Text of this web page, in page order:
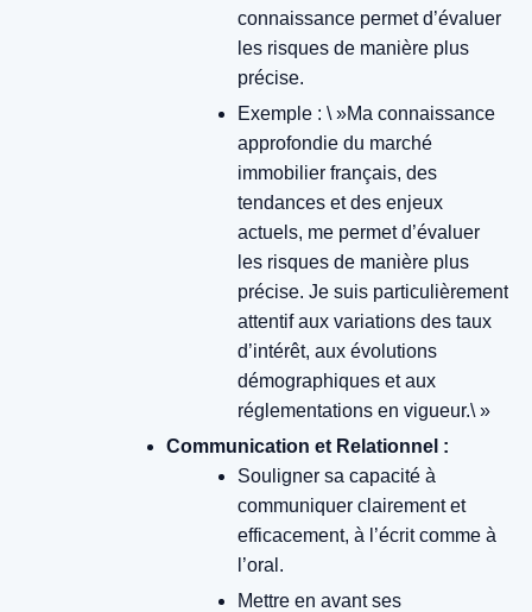
connaissance permet d’évaluer
les risques de manière plus
précise.
Exemple : \ »Ma connaissance
approfondie du marché
immobilier français, des
tendances et des enjeux
actuels, me permet d’évaluer
les risques de manière plus
précise. Je suis particulièrement
attentif aux variations des taux
d’intérêt, aux évolutions
démographiques et aux
réglementations en vigueur.\ »
Communication et Relationnel :
Souligner sa capacité à
communiquer clairement et
efficacement, à l’écrit comme à
l’oral.
Mettre en avant ses